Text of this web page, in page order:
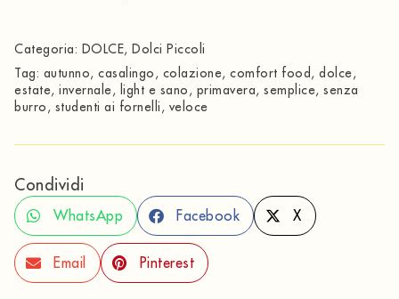
Categoria: DOLCE, Dolci Piccoli
Tag: autunno, casalingo, colazione, comfort food, dolce,
estate, invernale, light e sano, primavera, semplice, senza
burro, studenti ai fornelli, veloce
Condividi
WhatsApp Facebook X
Email Pinterest